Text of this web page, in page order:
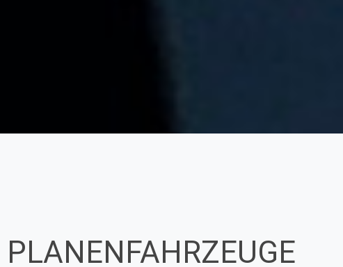
PLANENFAHRZEUGE